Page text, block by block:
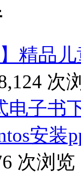
】精品
次
电子书
安
次浏览